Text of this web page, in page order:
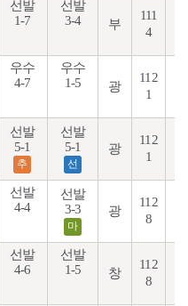
선발
1-7
선발
3-4
부
111
4
우수
4-7
우수
1-5
광
112
1
선발
5-1
추
선발
5-1
선
광
112
1
선발
4-4
선발
3-3
마
광
112
8
선발
4-6
선발
1-5
창
112
8